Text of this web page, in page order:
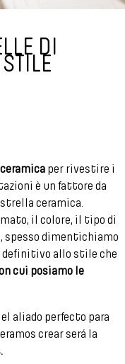
DI
per rivestire i
è un fattore da
ceramica.
il colore, il tipo di
spesso dimentichiamo
definitivo allo stile che
cui posiamo le
aliado perfecto para
crear será la